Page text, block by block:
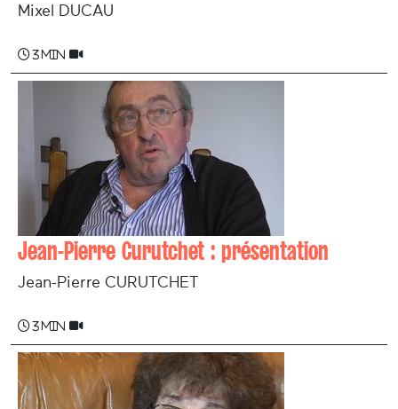
Mixel DUCAU
3 min
Jean-Pierre Curutchet : présentation
Jean-Pierre CURUTCHET
3 min